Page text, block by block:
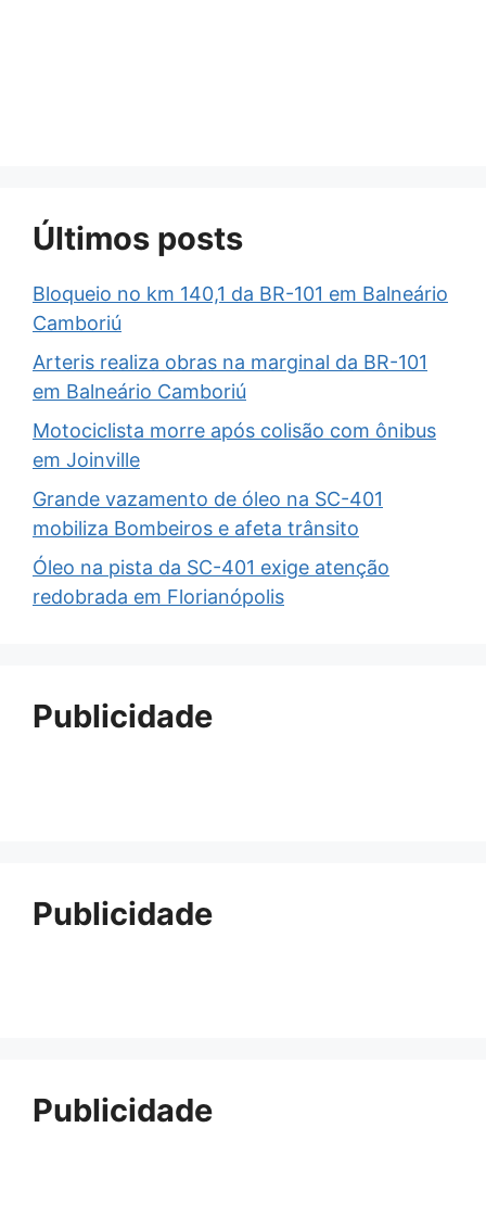
Últimos posts
Bloqueio no km 140,1 da BR-101 em Balneário
Camboriú
Arteris realiza obras na marginal da BR-101
em Balneário Camboriú
Motociclista morre após colisão com ônibus
em Joinville
Grande vazamento de óleo na SC-401
mobiliza Bombeiros e afeta trânsito
Óleo na pista da SC-401 exige atenção
redobrada em Florianópolis
Publicidade
Publicidade
Publicidade